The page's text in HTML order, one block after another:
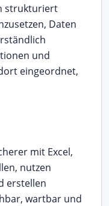
strukturiert
Daten
und
eingeordnet,
mit Excel,
nutzen
erstellen
wartbar und